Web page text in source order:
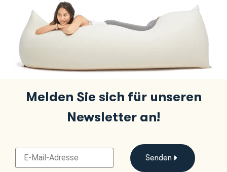
Melden Sie sich für unseren
Newsletter an!
Senden